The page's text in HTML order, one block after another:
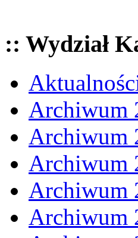
:: Wydział
Archiwum
Archiwum
Archiwum
Archiwum
Archiwum